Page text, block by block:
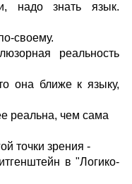
надо знать язык.
своему.
реальность
она ближе к языку,
реальна, чем сама
точки зрения -
в "Логико-